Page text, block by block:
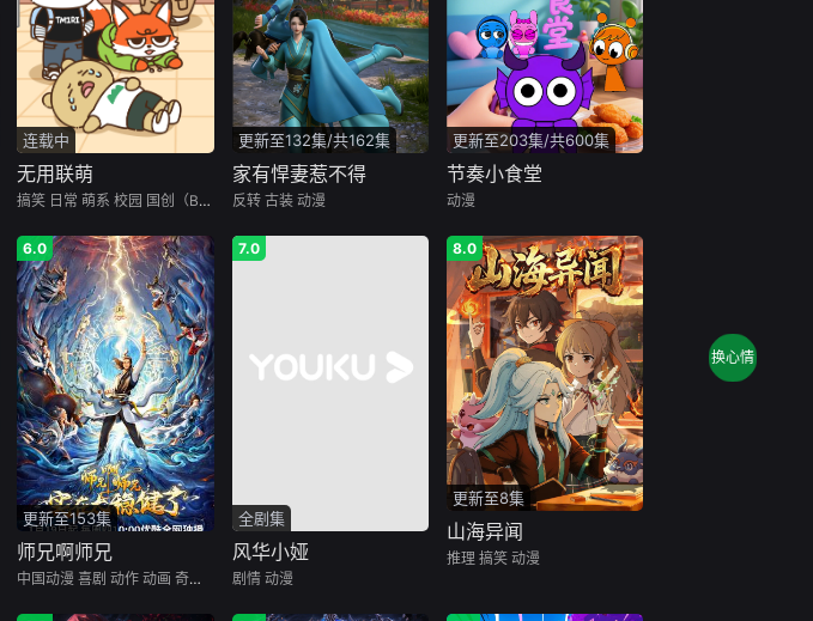
连载中
无用联萌
搞笑 日常 萌系 校园 国创（B站）
更新至132集/共162集
家有悍妻惹不得
反转 古装 动漫
更新至203集/共600集
节奏小食堂
动漫
6.0
更新至153集
师兄啊师兄
中国动漫 喜剧 动作 动画 奇幻 古装
7.0
全剧集
风华小娅
剧情 动漫
8.0
更新至8集
山海异闻
推理 搞笑 动漫
换心情